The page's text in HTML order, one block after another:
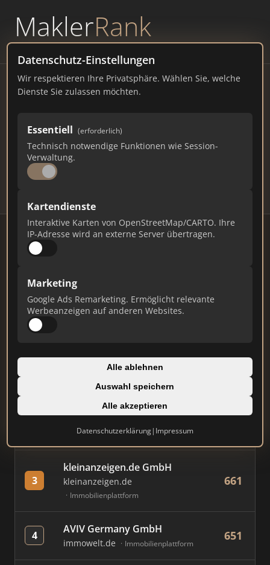
MaklerRank
powered byWAVEPOINT
Datenschutz-Einstellungen
Wir respektieren Ihre Privatsphäre. Wählen Sie, welche
Dienste Sie zulassen möchten.
Essentiell (erforderlich)
Technisch notwendige Funktionen wie Session-
Verwaltung.
Kartendienste
Interaktive Karten von OpenStreetMap/CARTO. Ihre
IP-Adresse wird an externe Server übertragen.
Marketing
Google Ads Remarketing. Ermöglicht relevante
Werbeanzeigen auf anderen Websites.
Alle ablehnen
Auswahl speichern
Alle akzeptieren
Datenschutzerklärung| Impressum
Immobilienmakler Kleve –
Ranking Juli 2026
NORDRHEIN-WESTFALEN22.643 EINWOHNER
70 501
# MAKLER / FIRMA
1 immobilienscout24.de
Immobilienplattform
761
2
RE/MAX Germany REF Real
Estate Franchise GmbH
remax.de Franchise-Makler
673
3
kleinanzeigen.de GmbH
kleinanzeigen.de
Immobilienplattform
661
4 AVIV Germany GmbH
immowelt.de Immobilienplattform
651